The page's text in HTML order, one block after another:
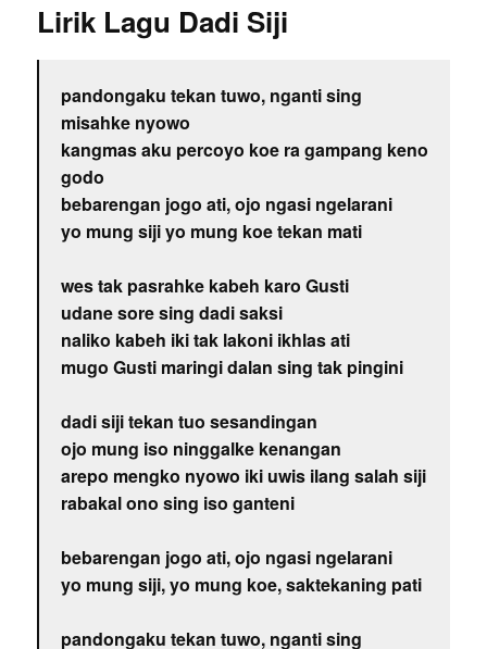
Lirik Lagu Dadi Siji
pandongaku tekan tuwo, nganti sing
misahke nyowo
kangmas aku percoyo koe ra gampang keno
godo
bebarengan jogo ati, ojo ngasi ngelarani
yo mung siji yo mung koe tekan mati
wes tak pasrahke kabeh karo Gusti
udane sore sing dadi saksi
naliko kabeh iki tak lakoni ikhlas ati
mugo Gusti maringi dalan sing tak pingini
dadi siji tekan tuo sesandingan
ojo mung iso ninggalke kenangan
arepo mengko nyowo iki uwis ilang salah siji
rabakal ono sing iso ganteni
bebarengan jogo ati, ojo ngasi ngelarani
yo mung siji, yo mung koe, saktekaning pati
pandongaku tekan tuwo, nganti sing